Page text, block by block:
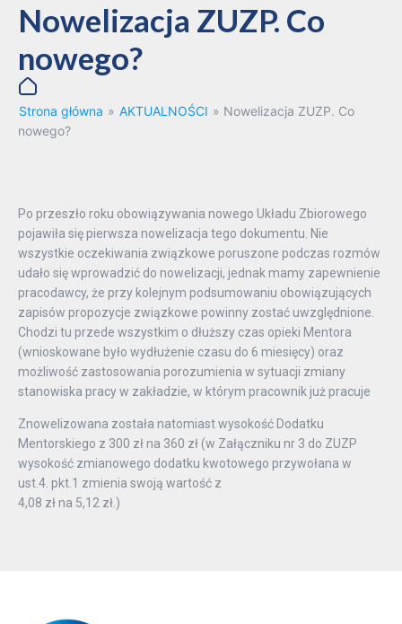
Nowelizacja ZUZP. Co
nowego?
Strona główna » AKTUALNOŚCI » Nowelizacja ZUZP. Co
nowego?
Po przeszło roku obowiązywania nowego Układu Zbiorowego
pojawiła się pierwsza nowelizacja tego dokumentu. Nie
wszystkie oczekiwania związkowe poruszone podczas rozmów
udało się wprowadzić do nowelizacji, jednak mamy zapewnienie
pracodawcy, że przy kolejnym podsumowaniu obowiązujących
zapisów propozycje związkowe powinny zostać uwzględnione.
Chodzi tu przede wszystkim o dłuższy czas opieki Mentora
(wnioskowane było wydłużenie czasu do 6 miesięcy) oraz
możliwość zastosowania porozumienia w sytuacji zmiany
stanowiska pracy w zakładzie, w którym pracownik już pracuje
Znowelizowana została natomiast wysokość Dodatku
Mentorskiego z 300 zł na 360 zł (w Załączniku nr 3 do ZUZP
wysokość zmianowego dodatku kwotowego przywołana w
ust.4. pkt.1 zmienia swoją wartość z
4,08 zł na 5,12 zł.)